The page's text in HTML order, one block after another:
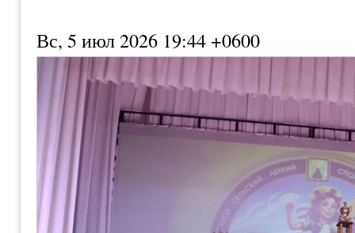
Вс, 5 июл 2026 19:44 +0600